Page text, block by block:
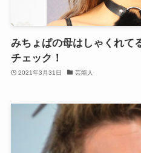
みちょぱの母はしゃくれて
チェック！
2021年3月31日 芸能人